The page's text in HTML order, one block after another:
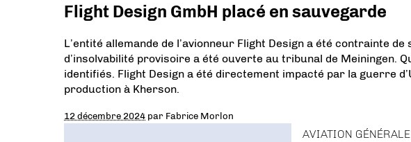
Flight Design GmbH placé en sauvegarde
L’entité allemande de l’avionneur Flight Design a été contrainte
d’insolvabilité provisoire a été ouverte au tribunal de Meiningen.
identifiés. Flight Design a été directement impacté par la guerre
production à Kherson.
12 décembre 2024 par Fabrice Morlon
AVIATION GÉNÉRALE